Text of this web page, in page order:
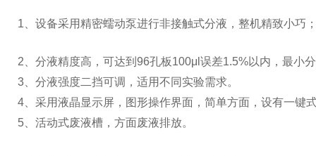
1、设备采用精密蠕动泵进行非接触式分液，整机精致小巧
2、分液精度高，可达到96孔板100μl误差1.5%以内，最小
3、分液强度二挡可调，适用不同实验需求。
4、采用液晶显示屏，图形操作界面，简单方面，设有一键
5、活动式废液槽，方面废液排放。